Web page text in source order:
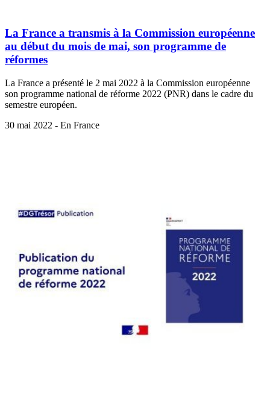
La France a transmis à la Commission européenne
au début du mois de mai, son programme de
réformes
La France a présenté le 2 mai 2022 à la Commission européenne
son programme national de réforme 2022 (PNR) dans le cadre du
semestre européen.
30 mai 2022 - En France